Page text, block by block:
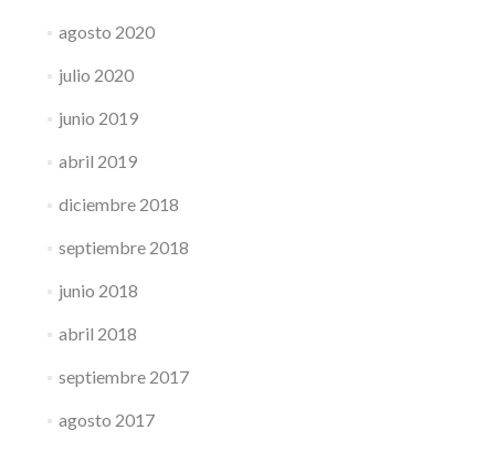
agosto 2020
julio 2020
junio 2019
abril 2019
diciembre 2018
septiembre 2018
junio 2018
abril 2018
septiembre 2017
agosto 2017